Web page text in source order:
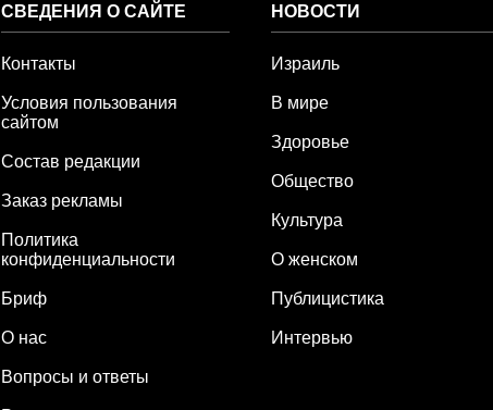
СВЕДЕНИЯ О САЙТЕ
Контакты
Условия пользования
сайтом
Состав редакции
Заказ рекламы
Политика
конфиденциальности
Бриф
О нас
Вопросы и ответы
НОВОСТИ
Израиль
В мире
Здоровье
Общество
Культура
О женском
Публицистика
Интервью